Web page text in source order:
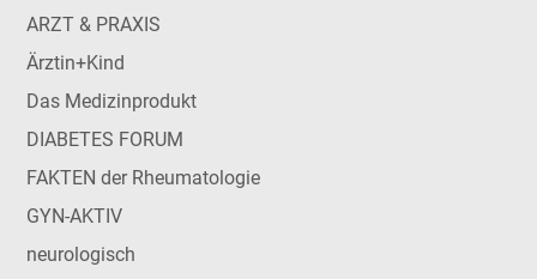
ARZT & PRAXIS
Ärztin+Kind
Das Medizinprodukt
DIABETES FORUM
FAKTEN der Rheumatologie
GYN-AKTIV
neurologisch